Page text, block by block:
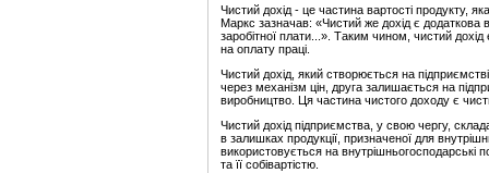
Чистий дохід - це частина вартості продукту,
Маркс зазначав: «Чистий же дохід є додаткова
заробітної плати...». Таким чином, чистий
на оплату праці.
Чистий дохід, який створюється на
через механізм цін, друга залишається на
виробництво. Ця частина чистого доходу є
Чистий дохід підприємства, у свою чергу,
в залишках продукції, призначеної для
використовується на внутрішньогосподарські
та її собівартістю.